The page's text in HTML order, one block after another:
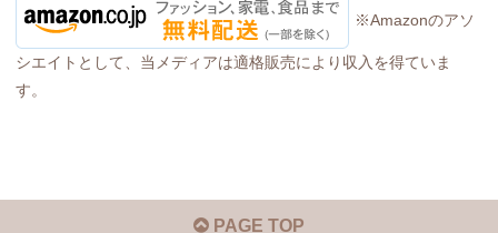
※Amazonのアソ
シエイトとして、当メディアは適格販売により収入を得ていま
す。
PAGE TOP